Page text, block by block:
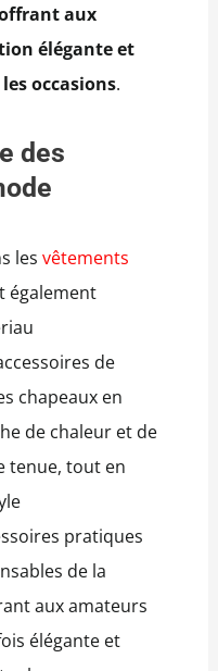
aux
élégante et
occasions.
des
les vêtements
également
de
chapeaux en
de chaleur et de
tenue, tout en
pratiques
de la
aux amateurs
élégante et